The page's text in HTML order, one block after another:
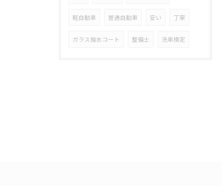
軽自動車 普通自動車 安い 丁寧
ガラス撥水コート 整備士 洗車検定